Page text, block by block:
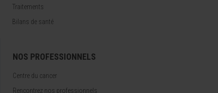
Traitements
Bilans de santé
NOS PROFESSIONNELS
Centre du cancer
Rencontrez nos professionnels